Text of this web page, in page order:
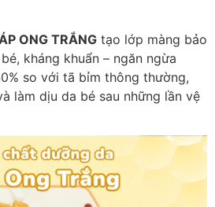
ONG TRẮNG tạo lớp màng bảo
kháng khuẩn – ngăn ngừa
so với tã bỉm thông thường,
làm dịu da bé sau những lần vệ